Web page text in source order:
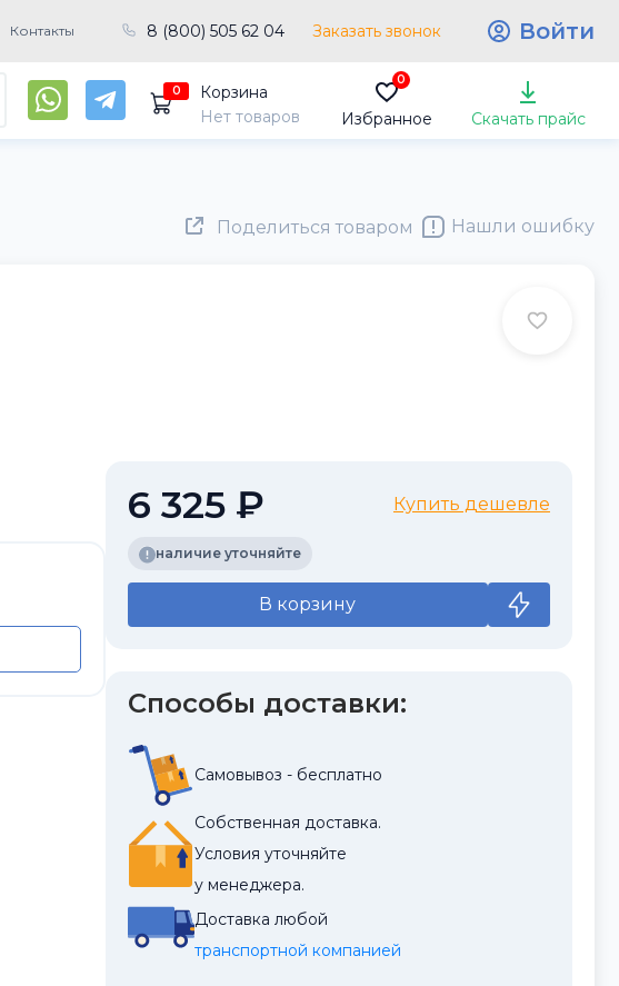
Контакты 8 (800) 505 62 04 Заказать звонок Войти
0
Корзина
Нет товаров
0
Избранное Скачать прайс
Поделиться товаром Нашли ошибку
6 325 ₽ Купить дешевле
наличие уточняйте
В корзину
Способы доставки:
Самовывоз - бесплатно
Собственная доставка.
Условия уточняйте
у менеджера.
Доставка любой
транспортной компанией